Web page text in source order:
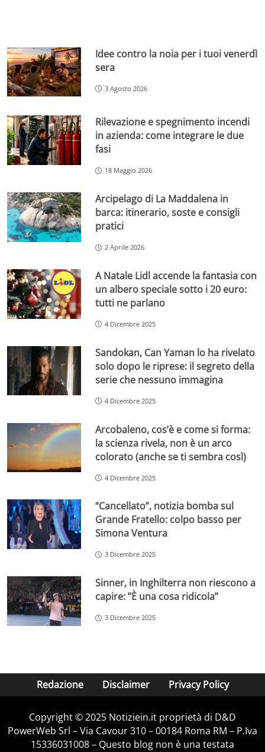
Idee contro la noia per i tuoi venerdì
sera
3 Agosto 2026
Rilevazione e spegnimento incendi
in azienda: come integrare le due
fasi
18 Maggio 2026
Arcipelago di La Maddalena in
barca: itinerario, soste e consigli
pratici
2 Aprile 2026
A Natale Lidl accende la fantasia con
un albero speciale sotto i 20 euro:
tutti ne parlano
4 Dicembre 2025
Sandokan, Can Yaman lo ha rivelato
solo dopo le riprese: il segreto della
serie che nessuno immagina
4 Dicembre 2025
Arcobaleno, cos’è e come si forma:
la scienza rivela, non è un arco
colorato (anche se ti sembra così)
4 Dicembre 2025
“Cancellato”, notizia bomba sul
Grande Fratello: colpo basso per
Simona Ventura
3 Dicembre 2025
Sinner, in Inghilterra non riescono a
capire: ”È una cosa ridicola”
3 Dicembre 2025
Redazione Disclaimer Privacy Policy
Copyright © 2025 Notiziein.it proprietà di D&D
PowerWeb Srl – Via Cavour 310 – 00184 Roma RM – P.Iva
15336031008 – Questo blog non è una testata